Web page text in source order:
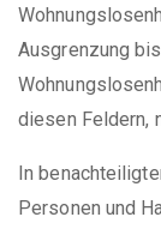
Ausgrenzung
diesen Feldern,
In
Personen und